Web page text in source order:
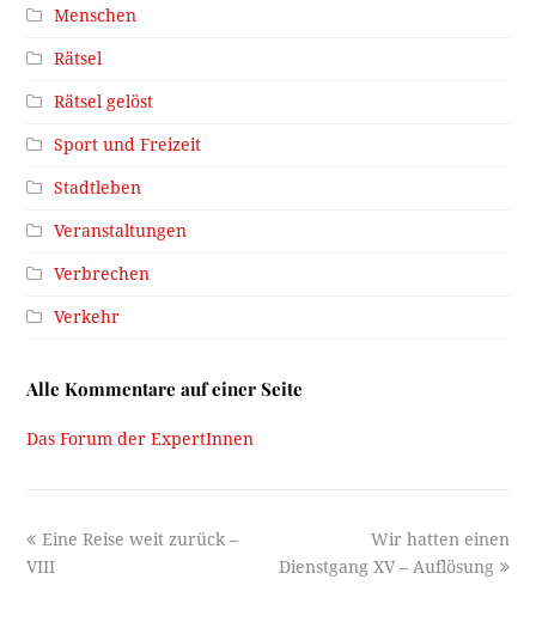
Menschen
Rätsel
Rätsel gelöst
Sport und Freizeit
Stadtleben
Veranstaltungen
Verbrechen
Verkehr
Alle Kommentare auf einer Seite
Das Forum der ExpertInnen
previous
post:
Eine Reise weit zurück –
VIII
next
post:
Wir hatten einen
Dienstgang XV – Auflösung